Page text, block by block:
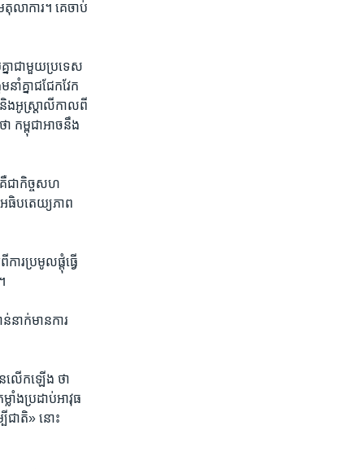
លាការ។​ គេ​ចាប់​
ា​ជាមួយ​ប្រទេស​
គ្នា​ជជែក​វែក​
និង​អូស្រ្តាលី​កាលពី​
ា​ កម្ពុជា​អាច​នឹង​
គឺ​ជា​កិច្ច​សហ​
ធិប​តេយ្យភាព​
រ​ប្រមូល​ផ្តុំ​ធ្វើ​
ាក់​មាន​ការ​
លើក​ឡើង​ ថា
ាំង​ប្រដាប់​អាវុធ​
ជាតិ» ​នោះ​